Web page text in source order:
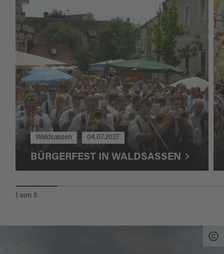
Waldsassen 04.07.2027
BÜRGERFEST IN WALDSASSEN
1 von 5